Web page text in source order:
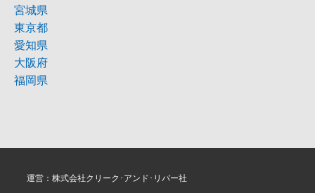
宮城県
東京都
愛知県
大阪府
福岡県
運営：株式会社クリーク･アンド･リバー社